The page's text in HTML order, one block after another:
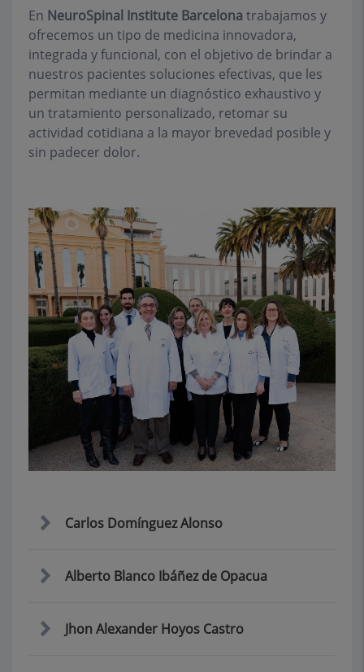
En NeuroSpinal Institute Barcelona trabajamos y
ofrecemos un tipo de medicina innovadora,
integrada y funcional, con el objetivo de brindar a
nuestros pacientes soluciones efectivas, que les
permitan mediante un diagnóstico exhaustivo y
un tratamiento personalizado, retomar su
actividad cotidiana a la mayor brevedad posible y
sin padecer dolor.
Carlos Domínguez Alonso
Alberto Blanco Ibáñez de Opacua
Jhon Alexander Hoyos Castro